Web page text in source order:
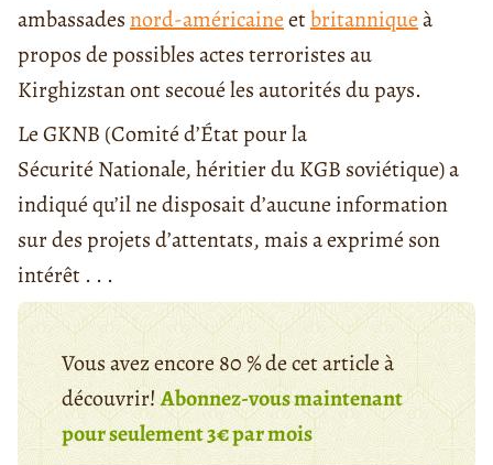
ambassadesnord-américaineetbritanniqueà
propos de possibles actes terroristes au
Kirghizstan ont secoué les autorités du pays.
Le GKNB (Comité d’État pour la
Sécurité Nationale, héritier du KGB soviétique) a
indiqué qu’il ne disposait d’aucune information
sur des projets d’attentats, mais a exprimé son
intérêt . . .
Vous avez encore 80 % de cet article à
découvrir!Abonnez-vous maintenant
pour seulement 3€ par mois